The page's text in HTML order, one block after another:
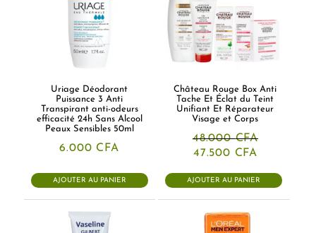
Uriage Déodorant
Puissance 3 Anti
Transpirant anti-odeurs
efficacité 24h Sans Alcool
Peaux Sensibles 50ml
6.000 CFA
AJOUTER AU PANIER
Château Rouge Box Anti
Tache Et Éclat du Teint
Unifiant Et Réparateur
Visage et Corps
48.000CFA
Le
initial
était :
48.000 CFA.
47.500 CFA
actuel
est :
47.500
AJOUTER AU PANIER